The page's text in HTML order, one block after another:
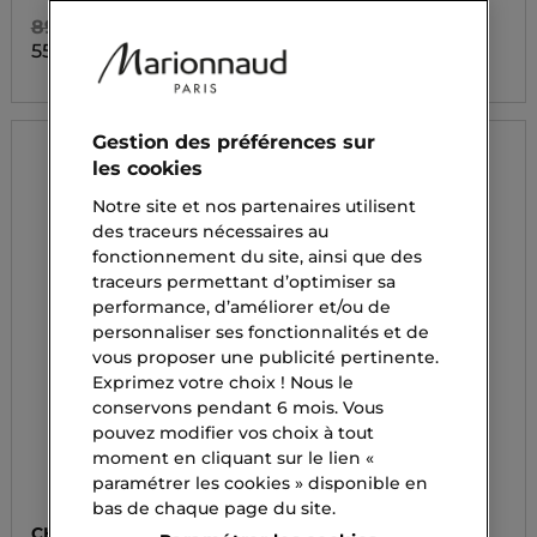
89,90 CHF
55,75 CHF
Gestion des préférences sur
les cookies
Notre site et nos partenaires utilisent
des traceurs nécessaires au
fonctionnement du site, ainsi que des
traceurs permettant d’optimiser sa
performance, d’améliorer et/ou de
personnaliser ses fonctionnalités et de
vous proposer une publicité pertinente.
Exprimez votre choix ! Nous le
conservons pendant 6 mois. Vous
pouvez modifier vos choix à tout
moment en cliquant sur le lien «
paramétrer les cookies » disponible en
bas de chaque page du site.